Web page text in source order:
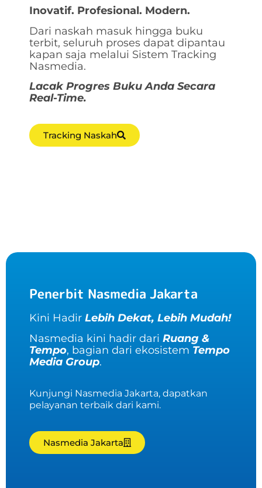
Inovatif. Profesional. Modern.
Dari naskah masuk hingga buku
terbit, seluruh proses dapat dipantau
kapan saja melalui Sistem Tracking
Nasmedia.
Lacak Progres Buku Anda Secara
Real-Time.
Tracking Naskah
Penerbit Nasmedia Jakarta
Kini Hadir Lebih Dekat, Lebih Mudah!
Nasmedia kini hadir dari Ruang &
Tempo, bagian dari ekosistem Tempo
Media Group.
Kunjungi Nasmedia Jakarta, dapatkan
pelayanan terbaik dari kami.
Nasmedia Jakarta